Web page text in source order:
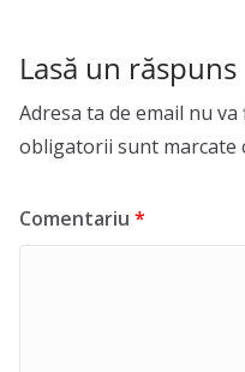
Lasă un răspuns
Adresa ta de email nu va
obligatorii sunt marcate
Comentariu *